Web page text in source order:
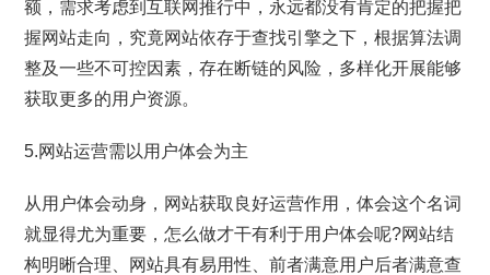
额，需求考虑到互联网推行中，永远都没有肯定的把握把
握网站走向，究竟网站依存于查找引擎之下，根据算法调
整及一些不可控因素，存在断链的风险，多样化开展能够
获取更多的用户资源。
5.网站运营需以用户体会为主
从用户体会动身，网站获取良好运营作用，体会这个名词
就显得尤为重要，怎么做才干有利于用户体会呢?网站结
构明晰合理、网站具有易用性、前者满意用户后者满意查